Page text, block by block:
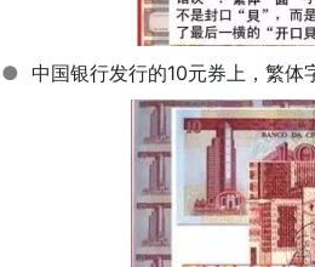
● 中国银行发行的10元券上，繁体